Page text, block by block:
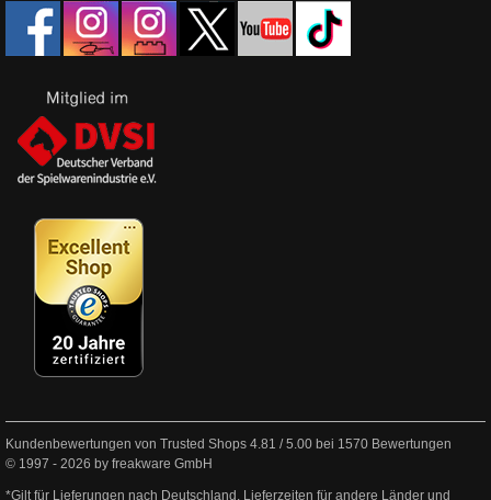
Kundenbewertungen von Trusted Shops 4.81 /5.00 bei 1570 Bewertungen
© 1997 - 2026 by freakware GmbH
*Gilt für Lieferungen nach Deutschland. Lieferzeiten für andere Länder und